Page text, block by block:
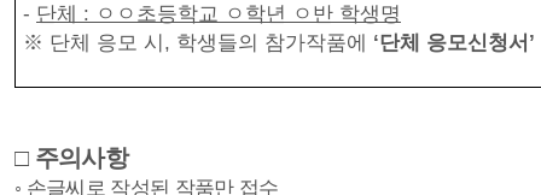
- 단체 : ㅇㅇ초등학교 ㅇ학년 ㅇ반 학생명
※ 단체 응모 시 , 학생들의 참가작품에 ‘단체 응모신청서 ’
□ 주의사항
◦ 손글씨로 작성된 작품만 접수